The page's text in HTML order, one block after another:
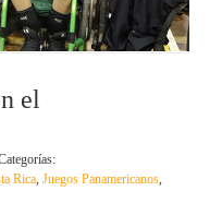
el
Rica, Juegos Panamericanos,